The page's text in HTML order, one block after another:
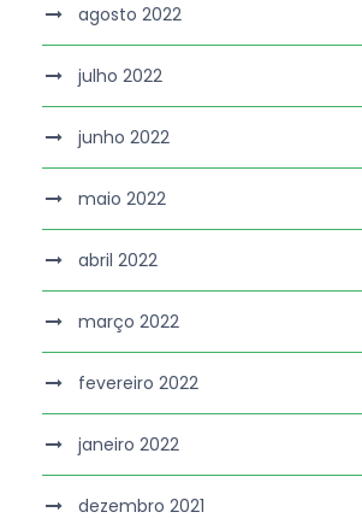
agosto 2022
julho 2022
junho 2022
maio 2022
abril 2022
março 2022
fevereiro 2022
janeiro 2022
dezembro 2021